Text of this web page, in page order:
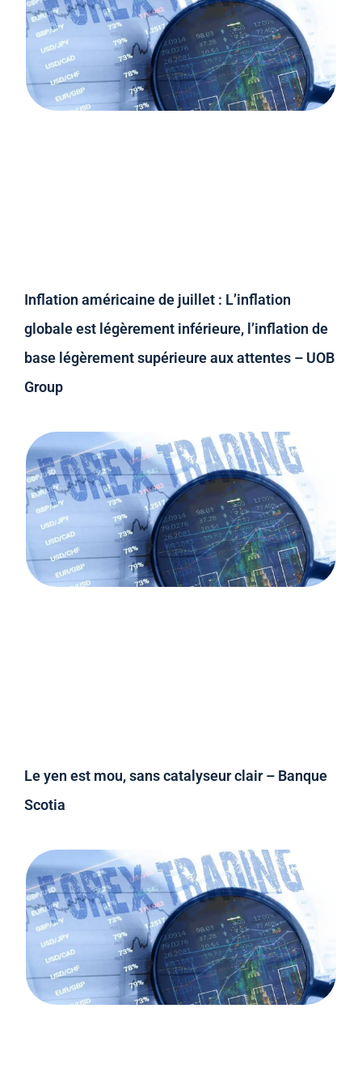
Inflation américaine de juillet : L’inflation
globale est légèrement inférieure, l’inflation de
base légèrement supérieure aux attentes – UOB
Group
Le yen est mou, sans catalyseur clair – Banque
Scotia